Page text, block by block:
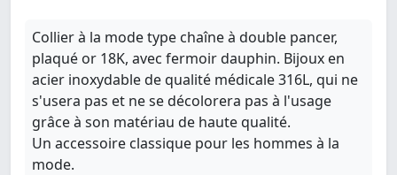
Collier à la mode type chaîne à double pancer,
plaqué or 18K, avec fermoir dauphin. Bijoux en
acier inoxydable de qualité médicale 316L, qui ne
s'usera pas et ne se décolorera pas à l'usage
grâce à son matériau de haute qualité.
Un accessoire classique pour les hommes à la
mode.